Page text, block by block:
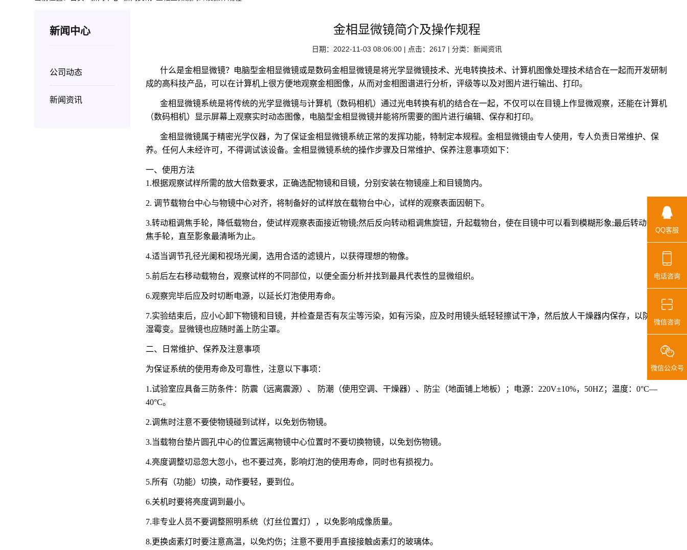
新闻中心
公司动态
新闻资讯
金相显微镜简介及操作规程
日期：2022-11-03 08:06:00 | 点击：2617 | 分类：新闻资讯
什么是金相显微镜？电脑型金相显微镜或是数码金相显微镜是将光学显微镜技术、光电转换技术、计算机图像处理技术结合在一起而开发研制
成的高科技产品，可以在计算机上很方便地观察金相图像，从而对金相图谱进行分析，评级等以及对图片进行输出、打印。
金相显微镜系统是将传统的光学显微镜与计算机（数码相机）通过光电转换有机的结合在一起，不仅可以在目镜上作显微观察，还能在计算机
（数码相机）显示屏幕上观察实时动态图像，电脑型金相显微镜并能将所需要的图片进行编辑、保存和打印。
金相显微镜属于精密光学仪器，为了保证金相显微镜系统正常的发挥功能，特制定本规程。金相显微镜由专人使用，专人负责日常维护、保
养。任何人未经许可，不得调试该设备。金相显微镜系统的操作步骤及日常维护、保养注意事项如下：
一、使用方法
1.根据观察试样所需的放大倍数要求，正确选配物镜和目镜，分别安装在物镜座上和目镜筒内。
2. 调节载物台中心与物镜中心对齐，将制备好的试样放在载物台中心，试样的观察表面因朝下。
3.转动粗调焦手轮，降低载物台，使试样观察表面接近物镜;然后反向转动粗调焦旋钮，升起载物台，使在目镜中可以看到模糊形象;最后转动微调
焦手轮，直至影象最清晰为止。
4.适当调节孔径光阑和视场光阑，选用合适的滤镜片，以获得理想的物像。
5.前后左右移动载物台，观察试样的不同部位，以便全面分析并找到最具代表性的显微组织。
6.观察完毕后应及时切断电源，以延长灯泡使用寿命。
7.实验结束后，应小心卸下物镜和目镜，并检查是否有灰尘等污染，如有污染，应及时用镜头纸轻轻擦试干净，然后放人干燥器内保存，以防止潮
湿霉变。显微镜也应随时盖上防尘罩。
二、日常维护、保养及注意事项
为保证系统的使用寿命及可靠性，注意以下事项：
1.试验室应具备三防条件：防震（远离震源）、 防潮（使用空调、干燥器）、防尘（地面铺上地板）；电源：220V±10%，50HZ；温度：0°C—
40°C。
2.调焦时注意不要使物镜碰到试样，以免划伤物镜。
3.当载物台垫片圆孔中心的位置远离物镜中心位置时不要切换物镜，以免划伤物镜。
4.亮度调整切忌忽大忽小，也不要过亮，影响灯泡的使用寿命，同时也有损视力。
5.所有（功能）切换，动作要轻，要到位。
6.关机时要将亮度调到最小。
7.非专业人员不要调整照明系统（灯丝位置灯），以免影响成像质量。
8.更换卤素灯时要注意高温，以免灼伤；注意不要用手直接接触卤素灯的玻璃体。
QQ客服
电话咨询
微信咨询
微信公众号